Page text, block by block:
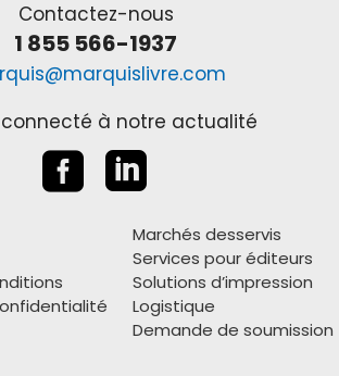
Contactez-nous
1 855 566-1937
connecté à notre actualité
 
Marchés desservis
Services pour éditeurs
Solutions d’impression
Logistique
Demande de soumission